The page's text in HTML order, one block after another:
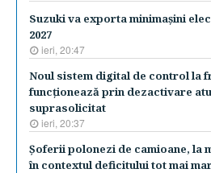
Suzuki va exporta minimaşini
2027
ieri, 20:47
Noul sistem digital de control la
funcţionează prin dezactivare
suprasolicitat
ieri, 20:37
Şoferii polonezi de camioane, la
în contextul deficitului tot mai